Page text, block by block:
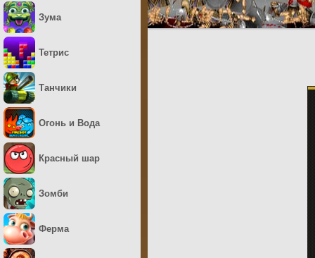
Зума
Тетрис
Танчики
Огонь и Вода
Красный шар
Зомби
Ферма